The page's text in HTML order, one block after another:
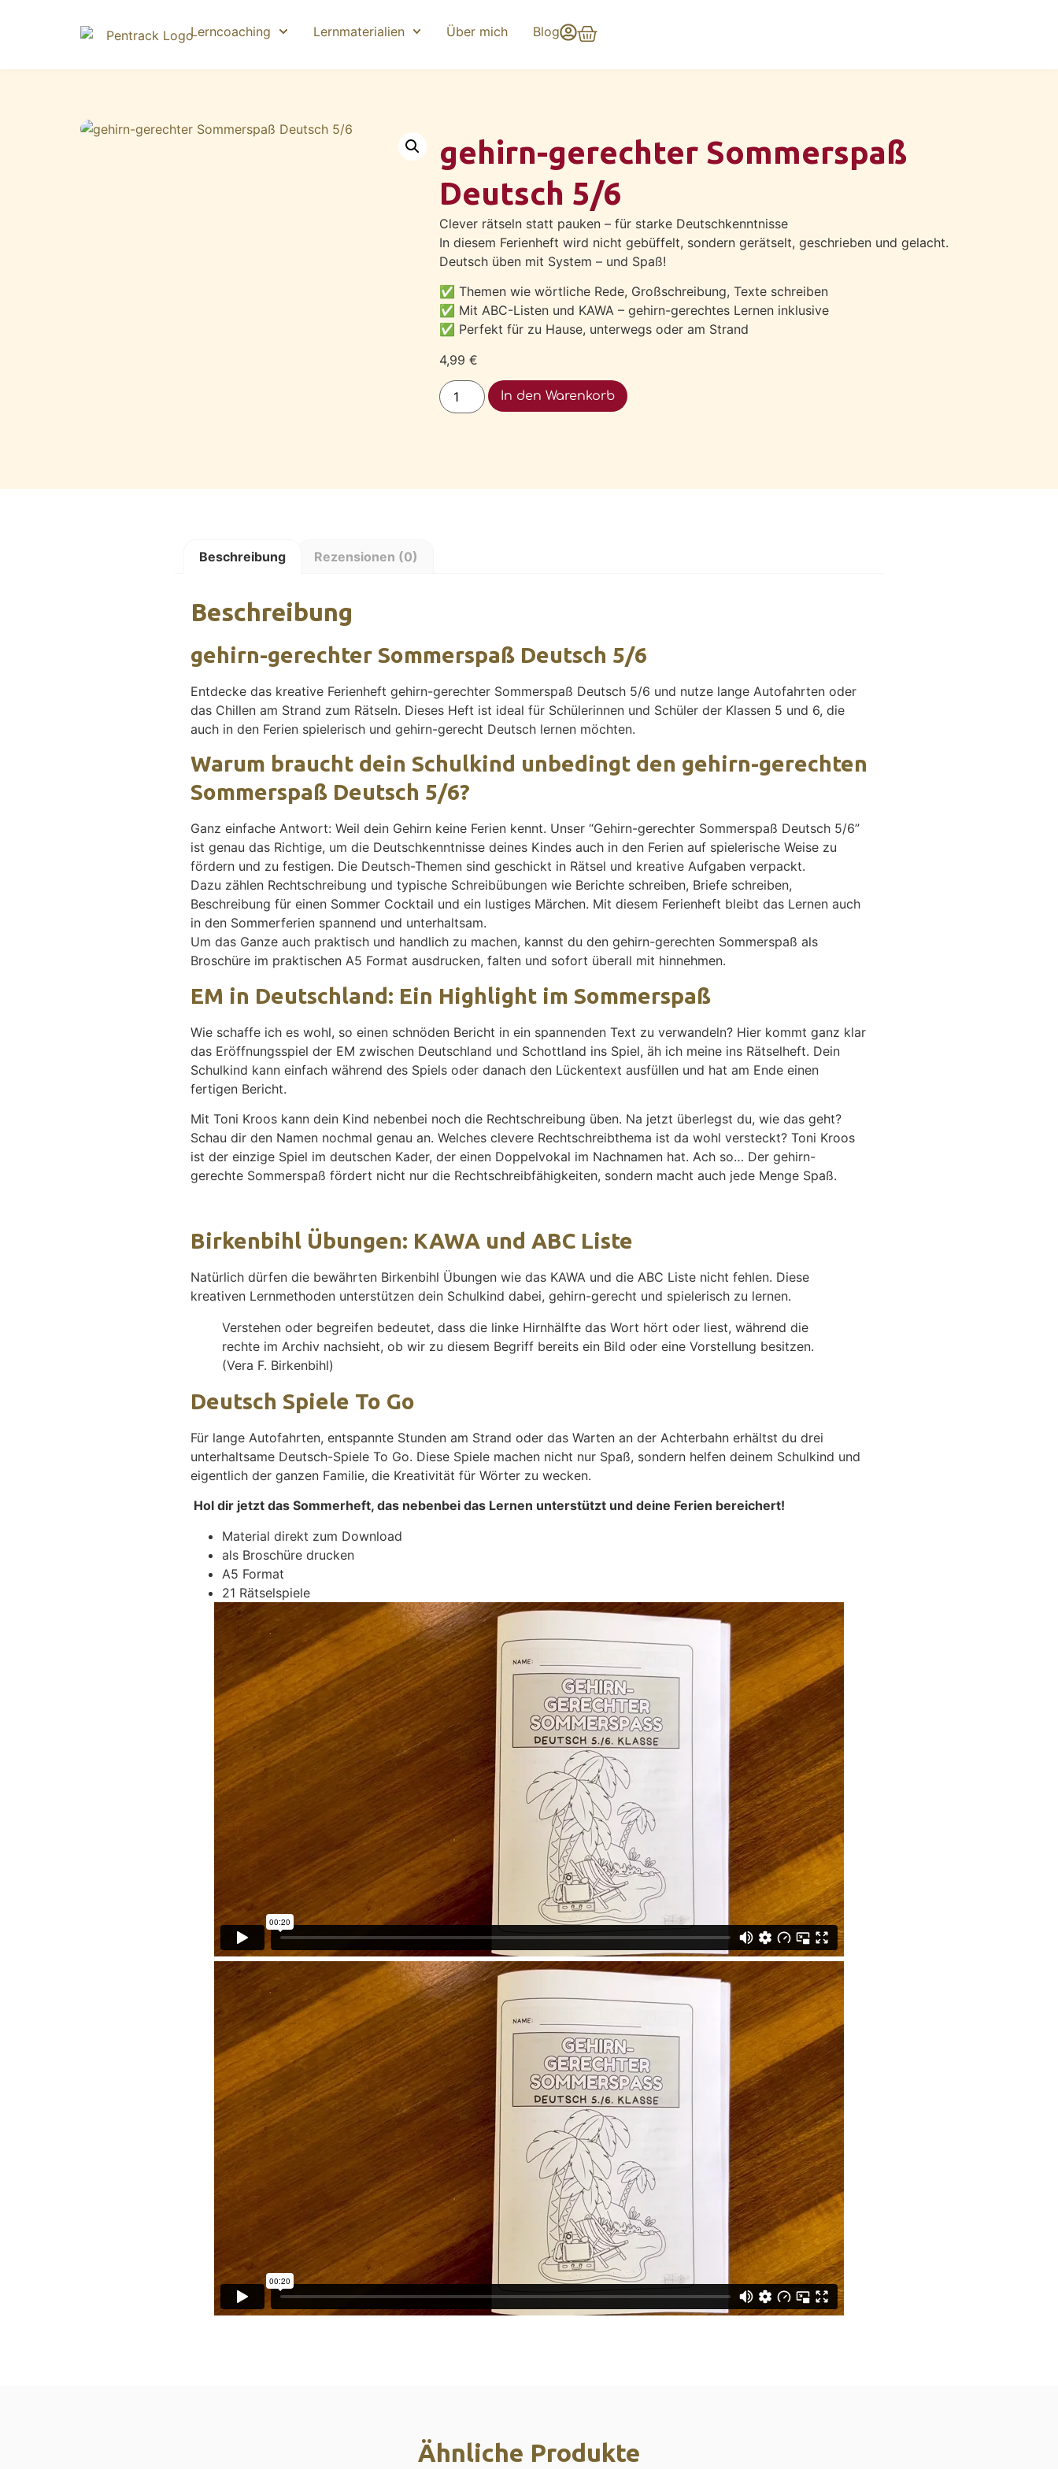
Lerncoaching Lernmaterialien Über mich Blog
gehirn-gerechter Sommerspaß
Deutsch 5/6
Clever rätseln statt pauken – für starke Deutschkenntnisse
In diesem Ferienheft wird nicht gebüffelt, sondern gerätselt, geschrieben und gelacht.
Deutsch üben mit System – und Spaß!
✅ Themen wie wörtliche Rede, Großschreibung, Texte schreiben
✅ Mit ABC-Listen und KAWA – gehirn-gerechtes Lernen inklusive
✅ Perfekt für zu Hause, unterwegs oder am Strand
4,99 €
In den Warenkorb
Beschreibung Rezensionen (0)
Beschreibung
gehirn-gerechter Sommerspaß Deutsch 5/6
Entdecke das kreative Ferienheft gehirn-gerechter Sommerspaß Deutsch 5/6 und nutze lange Autofahrten oder
das Chillen am Strand zum Rätseln. Dieses Heft ist ideal für Schülerinnen und Schüler der Klassen 5 und 6, die
auch in den Ferien spielerisch und gehirn-gerecht Deutsch lernen möchten.
Warum braucht dein Schulkind unbedingt den gehirn-gerechten
Sommerspaß Deutsch 5/6?
Ganz einfache Antwort: Weil dein Gehirn keine Ferien kennt. Unser “Gehirn-gerechter Sommerspaß Deutsch 5/6”
ist genau das Richtige, um die Deutschkenntnisse deines Kindes auch in den Ferien auf spielerische Weise zu
fördern und zu festigen. Die Deutsch-Themen sind geschickt in Rätsel und kreative Aufgaben verpackt.
Dazu zählen Rechtschreibung und typische Schreibübungen wie Berichte schreiben, Briefe schreiben,
Beschreibung für einen Sommer Cocktail und ein lustiges Märchen. Mit diesem Ferienheft bleibt das Lernen auch
in den Sommerferien spannend und unterhaltsam.
Um das Ganze auch praktisch und handlich zu machen, kannst du den gehirn-gerechten Sommerspaß als
Broschüre im praktischen A5 Format ausdrucken, falten und sofort überall mit hinnehmen.
EM in Deutschland: Ein Highlight im Sommerspaß
Wie schaffe ich es wohl, so einen schnöden Bericht in ein spannenden Text zu verwandeln? Hier kommt ganz klar
das Eröffnungsspiel der EM zwischen Deutschland und Schottland ins Spiel, äh ich meine ins Rätselheft. Dein
Schulkind kann einfach während des Spiels oder danach den Lückentext ausfüllen und hat am Ende einen
fertigen Bericht.
Mit Toni Kroos kann dein Kind nebenbei noch die Rechtschreibung üben. Na jetzt überlegst du, wie das geht?
Schau dir den Namen nochmal genau an. Welches clevere Rechtschreibthema ist da wohl versteckt? Toni Kroos
ist der einzige Spiel im deutschen Kader, der einen Doppelvokal im Nachnamen hat. Ach so… Der gehirn-
gerechte Sommerspaß fördert nicht nur die Rechtschreibfähigkeiten, sondern macht auch jede Menge Spaß.
Birkenbihl Übungen: KAWA und ABC Liste
Natürlich dürfen die bewährten Birkenbihl Übungen wie das KAWA und die ABC Liste nicht fehlen. Diese
kreativen Lernmethoden unterstützen dein Schulkind dabei, gehirn-gerecht und spielerisch zu lernen.
Verstehen oder begreifen bedeutet, dass die linke Hirnhälfte das Wort hört oder liest, während die
rechte im Archiv nachsieht, ob wir zu diesem Begriff bereits ein Bild oder eine Vorstellung besitzen.
(Vera F. Birkenbihl)
Deutsch Spiele To Go
Für lange Autofahrten, entspannte Stunden am Strand oder das Warten an der Achterbahn erhältst du drei
unterhaltsame Deutsch-Spiele To Go. Diese Spiele machen nicht nur Spaß, sondern helfen deinem Schulkind und
eigentlich der ganzen Familie, die Kreativität für Wörter zu wecken.
Hol dir jetzt das Sommerheft, das nebenbei das Lernen unterstützt und deine Ferien bereichert!
Material direkt zum Download
als Broschüre drucken
A5 Format
21 Rätselspiele
Ähnliche Produkte